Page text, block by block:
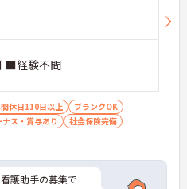
べます♪
■経験不問
休日110日以上
ブランクOK
ナス・賞与あり
社会保険完備
護助手の募集で